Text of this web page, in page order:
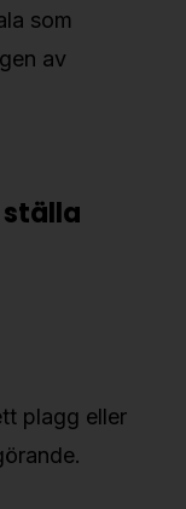
som
av
ställa
plagg eller